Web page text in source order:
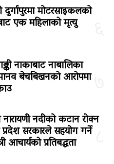
दुर्गापुरमा मोटरसाइकलको
एक महिलाको मृत्यु
नाकाबाट नाबालिका
बेचबिखनको आरोपमा
नदीको कटान रोक्न
प्रदेश सरकारले सहयोग गर्ने
आचार्यको प्रतिबद्धता